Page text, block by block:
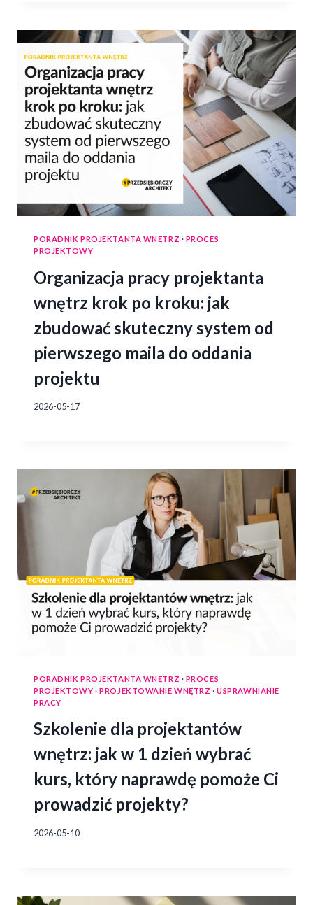
PORADNIK PROJEKTANTA WNĘTRZ · PROCES
PROJEKTOWY
Organizacja pracy projektanta
wnętrz krok po kroku: jak
zbudować skuteczny system od
pierwszego maila do oddania
projektu
2026-05-17
PORADNIK PROJEKTANTA WNĘTRZ · PROCES
PROJEKTOWY ·PROJEKTOWANIE WNĘTRZ ·USPRAWNIANIE
PRACY
Szkolenie dla projektantów
wnętrz: jak w 1 dzień wybrać
kurs, który naprawdę pomoże Ci
prowadzić projekty?
2026-05-10